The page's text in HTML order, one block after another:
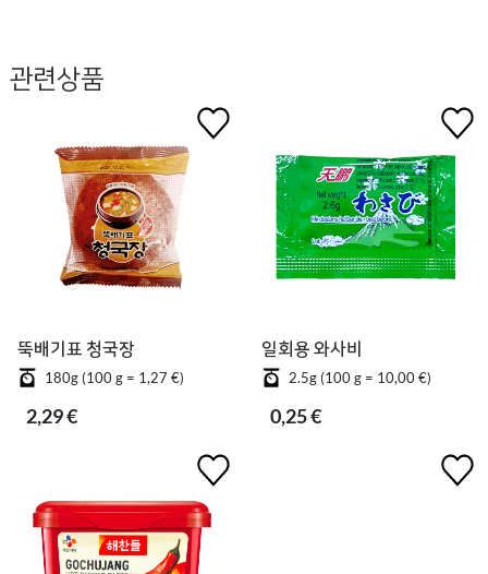
관련상품
뚝배기표 청국장
180g (100 g = 1,27 €)
2,29 €
일회용 와사비
2.5g (100 g = 10,00 €)
0,25 €